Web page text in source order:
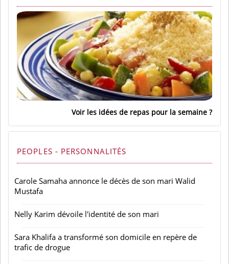
Voir les idées de repas pour la semaine
PEOPLES - PERSONNALITÉS
Carole Samaha annonce le décès de son mari Walid
Mustafa
Nelly Karim dévoile l'identité de son mari
Sara Khalifa a transformé son domicile en repère de
trafic de drogue